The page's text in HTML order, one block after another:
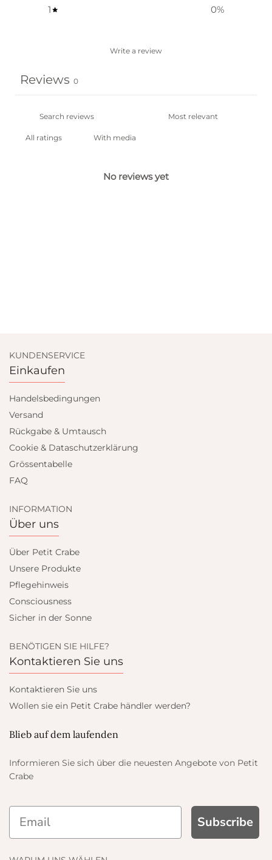
1
0%
Write a review
Reviews 0
With media
No reviews yet
KUNDENSERVICE
Einkaufen
Handelsbedingungen
Versand
Rückgabe & Umtausch
Cookie & Dataschutzerklärung
Grössentabelle
FAQ
INFORMATION
Über uns
Über Petit Crabe
Unsere Produkte
Pflegehinweis
Consciousness
Sicher in der Sonne
BENÖTIGEN SIE HILFE?
Kontaktieren Sie uns
Kontaktieren Sie uns
Wollen sie ein Petit Crabe händler werden?
Blieb auf dem laufenden
Informieren Sie sich über die neuesten Angebote von Petit
Crabe
Subscribe
GET